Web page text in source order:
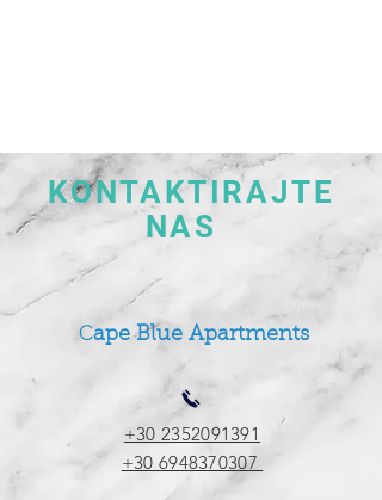
KONTAKTIRAJTE
NAS
Cape Blue Apartments
+30 2352091391
+30 6948370307